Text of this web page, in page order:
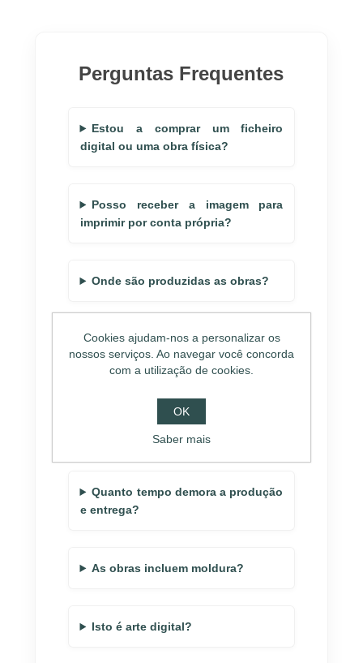
Falar Com Assistente
Perguntas Frequentes
Estou a comprar um ficheiro
digital ou uma obra física?
Posso receber a imagem para
imprimir por conta própria?
Onde são produzidas as obras?
A obra é única ou existem outras
iguais?
Posso pedir alterações ou
personalizações?
Quanto tempo demora a produção
e entrega?
As obras incluem moldura?
Isto é arte digital?
Cookies ajudam-nos a personalizar os
nossos serviços. Ao navegar você concorda
com a utilização de cookies.
OK
Saber mais